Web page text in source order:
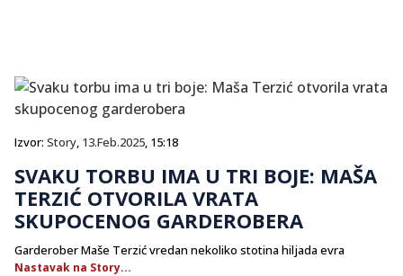
Izvor: Story, 13.Feb.2025, 15:18
SVAKU TORBU IMA U TRI BOJE: MAŠA
TERZIĆ OTVORILA VRATA
SKUPOCENOG GARDEROBERA
Garderober Maše Terzić vredan nekoliko stotina hiljada evra
Nastavak na Story...